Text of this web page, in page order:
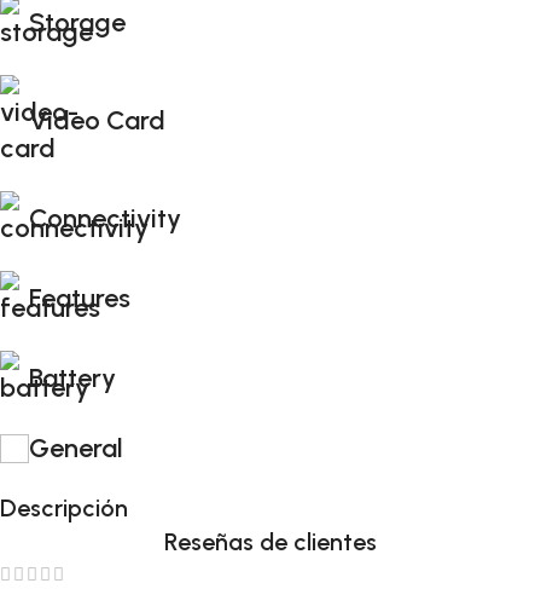
Storage
Video Card
Connectivity
Features
Battery
General
Descripción
Reseñas de clientes